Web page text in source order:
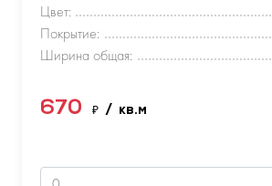
Цвет:
Покрытие:
Ширина общая:
670 ₽ / кв.м